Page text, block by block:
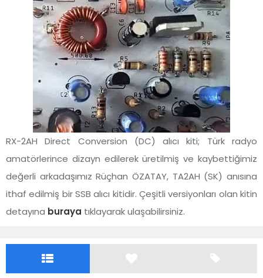
RX-2AH Direct Conversion (DC) alıcı kiti; Türk radyo
amatörlerince dizayn edilerek üretilmiş ve kaybettiğimiz
değerli arkadaşımız Rüçhan ÖZATAY, TA2AH (SK) anısına
ithaf edilmiş bir SSB alıcı kitidir. Çeşitli versiyonları olan kitin
detayına buraya tıklayarak ulaşabilirsiniz.